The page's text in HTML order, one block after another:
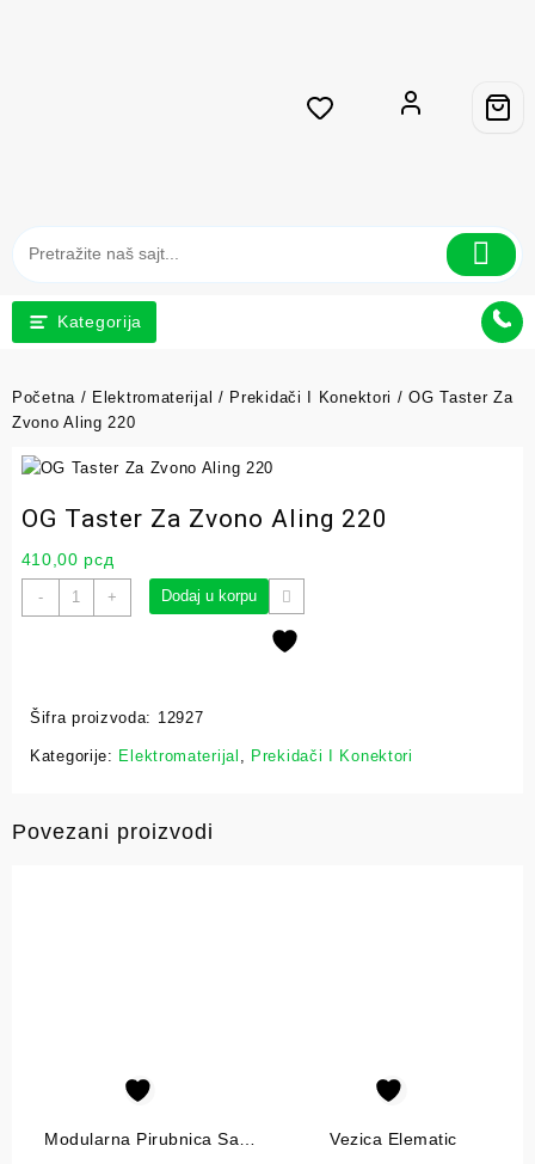
Kategorija
Početna / Elektromaterijal / Prekidači I Konektori / OG Taster Za
Zvono Aling 220
OG Taster Za Zvono Aling 220
410,00 рсд
- + Dodaj u korpu
Šifra proizvoda: 12927
Kategorije: Elektromaterijal Prekidači I Konektori
Povezani proizvodi
Modularna Pirubnica Sa
Vezica Elematic